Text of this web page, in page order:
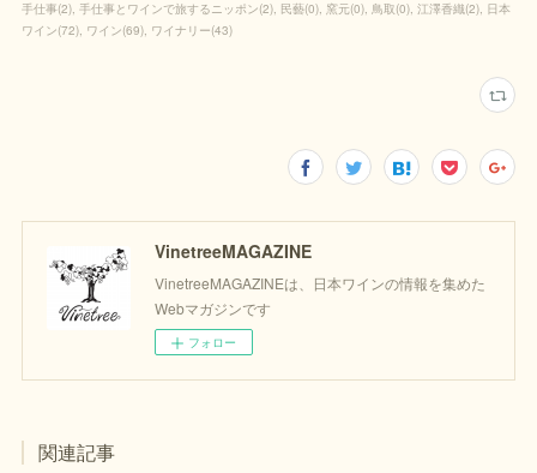
手仕事(2) 手仕事とワインで旅するニッポン(2) 民藝(0) 窯元(0) 鳥取(0) 江澤香織(2) 日本
ワイン(72) ワイン(69) ワイナリー(43)
VinetreeMAGAZINE
VinetreeMAGAZINEは、日本ワインの情報を集めた
Webマガジンです
フォロー
関連記事